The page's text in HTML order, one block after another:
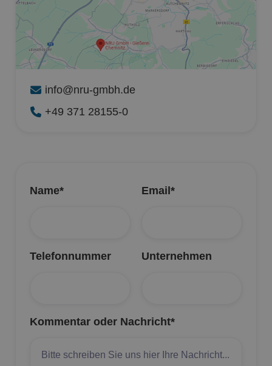
 info@nru-gmbh.de
 +49 371 28155-0
Name* Email*
Telefonnummer Unternehmen
Kommentar oder Nachricht*